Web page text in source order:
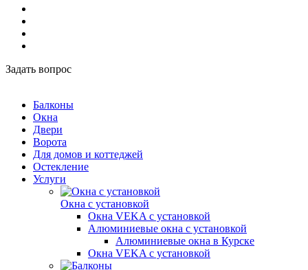
Задать вопрос
Балконы
Окна
Двери
Ворота
Для домов и коттеджей
Остекление
Услуги
Окна с установкой
Окна VEKA с установкой
Алюминиевые окна с установкой
Алюминиевые окна в Курске
Окна VEKA с установкой